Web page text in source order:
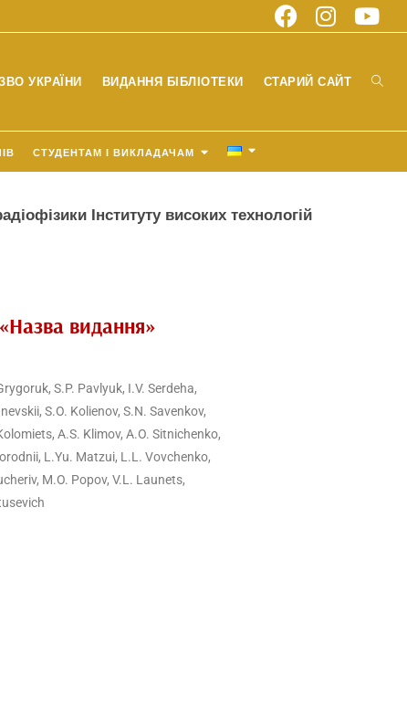
УКРАЇНИ ВИДАННЯ БІБЛІОТЕКИ СТАРИЙ САЙТ
СТУДЕНТАМ І ВИКЛАДАЧАМ
Інституту високих технологій
«Назва видання»
S.P. Pavlyuk, I.V. Serdeha,
S.O. Kolienov, S.N. Savenkov,
A.S. Klimov, A.O. Sitnichenko,
L.Yu. Matzui, L.L. Vovchenko,
M.O. Popov, V.L. Launets,